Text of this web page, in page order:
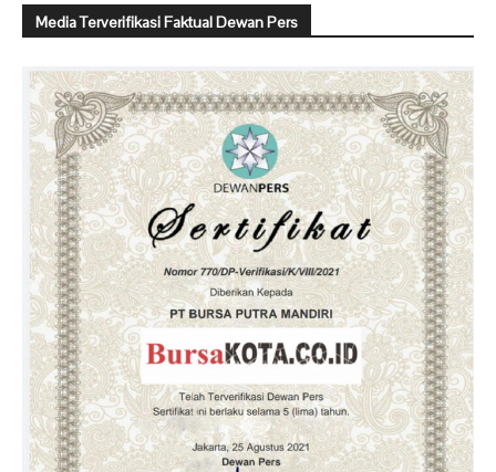
Media Terverifikasi Faktual Dewan Pers